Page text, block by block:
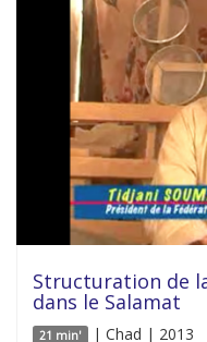
Structuration de
dans le Salamat
21 min' | Chad | 2013